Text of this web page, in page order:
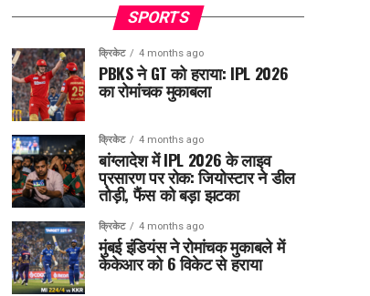
SPORTS
क्रिकेट 4 months ago
PBKS ने GT को हराया: IPL 2026
का रोमांचक मुकाबला
क्रिकेट 4 months ago
बांग्लादेश में IPL 2026 के लाइव
प्रसारण पर रोक: जियोस्टार ने डील
तोड़ी, फैंस को बड़ा झटका
क्रिकेट 4 months ago
मुंबई इंडियंस ने रोमांचक मुकाबले में
केकेआर को 6 विकेट से हराया